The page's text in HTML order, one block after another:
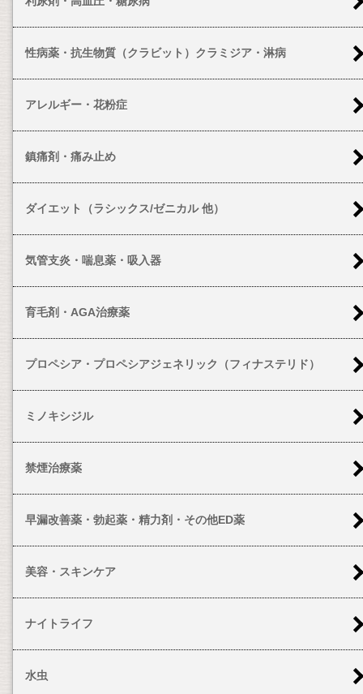
性病薬・抗生物質（クラビット）クラミジア・淋病
アレルギー・花粉症
鎮痛剤・痛み止め
ダイエット（ラシックス/ゼニカル 他）
気管支炎・喘息薬・吸入器
育毛剤・AGA治療薬
プロペシア・プロペシアジェネリック（フィナステリド）
ミノキシジル
禁煙治療薬
早漏改善薬・勃起薬・精力剤・その他ED薬
美容・スキンケア
ナイトライフ
水虫